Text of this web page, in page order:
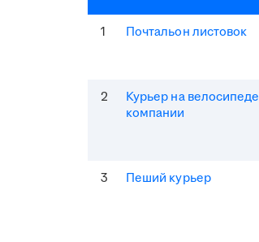
1 Почтальон листовок
2
Курьер на велосипеде
компании
3 Пеший курьер